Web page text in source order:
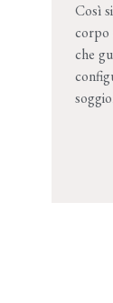
Così
corpo
che